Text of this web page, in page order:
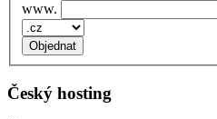
www.
Český hosting